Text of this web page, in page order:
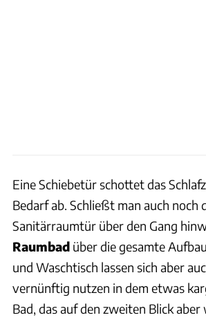
Eine Schiebetür schottet das
Bedarf ab. Schließt man auch noch
Sanitärraumtür über den Gang
Raumbad über die gesamte
und Waschtisch lassen sich aber
vernünftig nutzen in dem etwas
Bad, das auf den zweiten Blick